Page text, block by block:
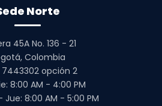
Norte
45A No. 136 - 21
Colombia
7443302 opción 2
8:00 AM - 4:00 PM
8:00 AM - 5:00 PM